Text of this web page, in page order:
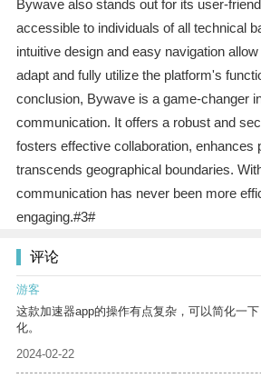
Bywave also stands out for its user-
accessible to individuals of all technical
intuitive design and easy navigation
adapt and fully utilize the platform's
conclusion, Bywave is a game-changer
communication. It offers a robust and
fosters effective collaboration, enhances
transcends geographical boundaries.
communication has never been more
engaging.#3#
评论
游客
这款加速器app的操作有点复杂，可以简化一
化。
2024-02-22